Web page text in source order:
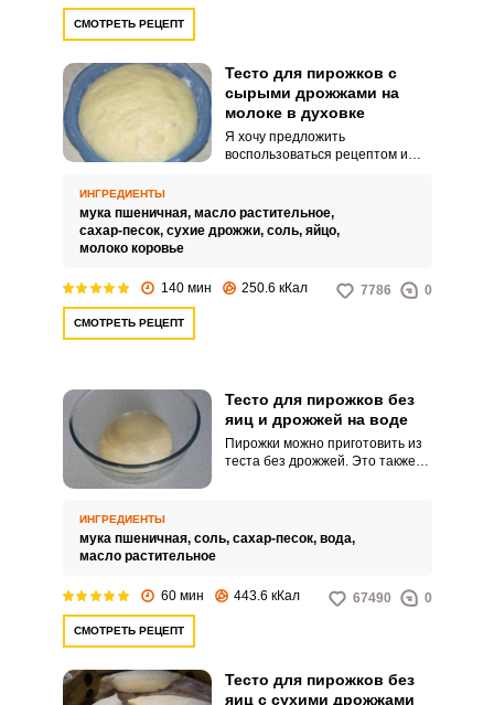
СМОТРЕТЬ РЕЦЕПТ
Тесто для пирожков с
сырыми дрожжами на
молоке в духовке
Я хочу предложить
воспользоваться рецептом и
Пирожки – любимая выпечка
родом из детства.
ИНГРЕДИЕНТЫ
мука пшеничная, масло растительное,
сахар-песок, сухие дрожжи, соль, яйцо,
молоко коровье
140 мин 250.6 кКал 7786 0
СМОТРЕТЬ РЕЦЕПТ
Тесто для пирожков без
яиц и дрожжей на воде
Пирожки можно приготовить из
теста без дрожжей. Это также
ИНГРЕДИЕНТЫ
мука пшеничная, соль, сахар-песок, вода,
масло растительное
60 мин 443.6 кКал 67490 0
СМОТРЕТЬ РЕЦЕПТ
Тесто для пирожков без
яиц с сухими дрожжами